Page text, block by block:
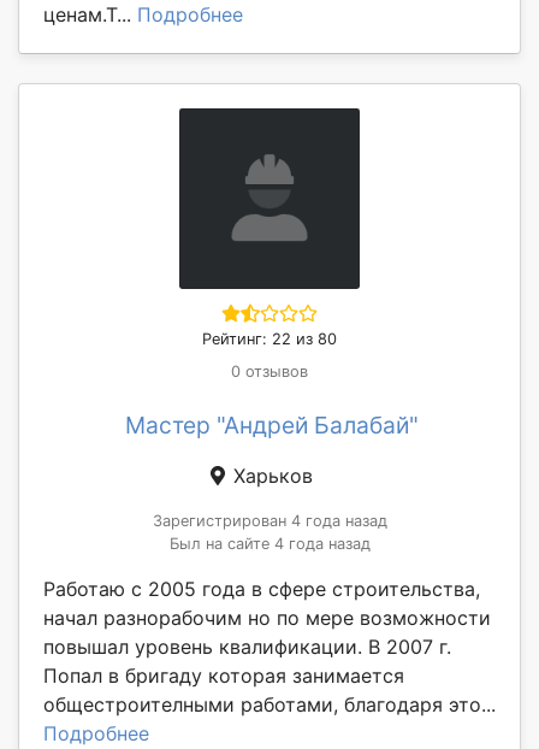
ценам.Т... Подробнее
Рейтинг: 22 из 80
0 отзывов
Мастер "Андрей Балабай"
Харьков
Зарегистрирован 4 года назад
Был на сайте 4 года назад
Работаю с 2005 года в сфере строительства,
начал разнорабочим но по мере возможности
повышал уровень квалификации. В 2007 г.
Попал в бригаду которая занимается
общестроителными работами, благодаря это...
Подробнее